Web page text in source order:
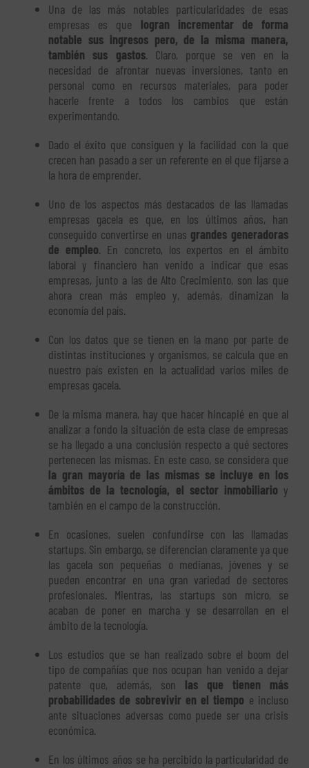
Una de las más notables particularidades de esas
empresas es que logran incrementar de forma
notable sus ingresos pero, de la misma manera,
también sus gastos. Claro, porque se ven en la
necesidad de afrontar nuevas inversiones, tanto en
personal como en recursos materiales, para poder
hacerle frente a todos los cambios que están
experimentando.
Dado el éxito que consiguen y la facilidad con la que
crecen han pasado a ser un referente en el que fijarse a
la hora de emprender.
Uno de los aspectos más destacados de las llamadas
empresas gacela es que, en los últimos años, han
conseguido convertirse en unas grandes generadoras
de empleo. En concreto, los expertos en el ámbito
laboral y financiero han venido a indicar que esas
empresas, junto a las de Alto Crecimiento, son las que
ahora crean más empleo y, además, dinamizan la
economía del país.
Con los datos que se tienen en la mano por parte de
distintas instituciones y organismos, se calcula que en
nuestro país existen en la actualidad varios miles de
empresas gacela.
De la misma manera, hay que hacer hincapié en que al
analizar a fondo la situación de esta clase de empresas
se ha llegado a una conclusión respecto a qué sectores
pertenecen las mismas. En este caso, se considera que
la gran mayoría de las mismas se incluye en los
ámbitos de la tecnología, el sector inmobiliario y
también en el campo de la construcción.
En ocasiones, suelen confundirse con las llamadas
startups. Sin embargo, se diferencian claramente ya que
las gacela son pequeñas o medianas, jóvenes y se
pueden encontrar en una gran variedad de sectores
profesionales. Mientras, las startups son micro, se
acaban de poner en marcha y se desarrollan en el
ámbito de la tecnología.
Los estudios que se han realizado sobre el boom del
tipo de compañías que nos ocupan han venido a dejar
patente que, además, son las que tienen más
probabilidades de sobrevivir en el tiempo e incluso
ante situaciones adversas como puede ser una crisis
económica.
En los últimos años se ha percibido la particularidad de